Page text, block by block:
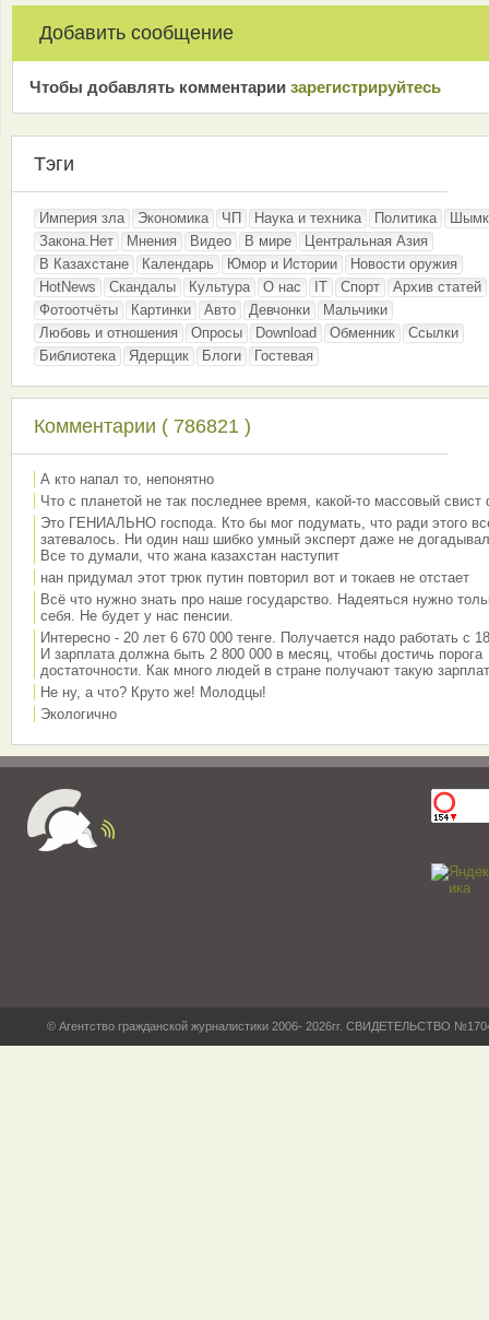
Добавить сообщение
Чтобы добавлять комментарии зарeгиcтрирyйтeсь
Тэги
Империя зла Экономика ЧП Наука и техника Политика
Закона.Нет
Мнения Видео В мире
Центральная Азия
В Казахстане
Календарь Юмор и Истории
Новости оружия
HotNews
Скандалы Культура О нас IT Спорт
Архив статей
Фотоотчёты
Картинки Авто Девчонки
Мальчики
Любовь и отношения
Опросы Download Обменник
Ссылки
Библиотека
Ядерщик Блоги Гостевая
Комментарии ( 786821 )
А кто напал то, непонятно
Что с планетой не так последнее время, какой-то массовый свист
Это ГЕНИАЛЬНО господа. Кто бы мог подумать, что ради этого
затевалось. Ни один наш шибко умный эксперт даже не
Все то думали, что жана казахстан наступит
нан придумал этот трюк путин повторил вот и токаев не отстает
Всё что нужно знать про наше государство. Надеяться нужно
себя. Не будет у нас пенсии.
Интересно - 20 лет 6 670 000 тенге. Получается надо работать с
И зарплата должна быть 2 800 000 в месяц, чтобы достичь порога
достаточности. Как много людей в стране получают такую
Не ну, а что? Круто же! Молодцы!
Экологично
© Агентство гражданской журналистики 2006- 2026гг. СВИДЕТЕЛЬСТВО